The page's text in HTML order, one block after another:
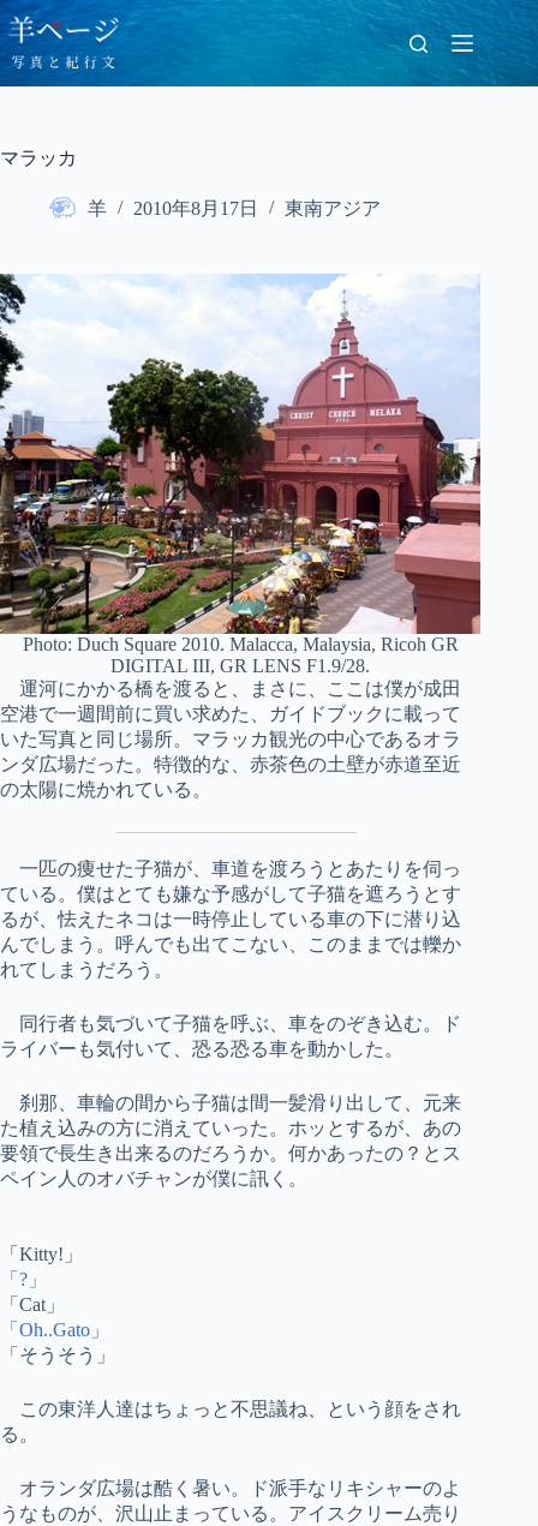
コ
ン
テ
ン
ス
マラッカ
羊 2010年8月17日 東南アジア
Photo: Duch Square 2010. Malacca, Malaysia, Ricoh GR
DIGITAL III, GR LENS F1.9/28.
運河にかかる橋を渡ると、まさに、ここは僕が成田
空港で一週間前に買い求めた、ガイドブックに載って
いた写真と同じ場所。マラッカ観光の中心であるオラ
ンダ広場だった。特徴的な、赤茶色の土壁が赤道至近
の太陽に焼かれている。
一匹の痩せた子猫が、車道を渡ろうとあたりを伺っ
ている。僕はとても嫌な予感がして子猫を遮ろうとす
るが、怯えたネコは一時停止している車の下に潜り込
んでしまう。呼んでも出てこない、このままでは轢か
れてしまうだろう。
同行者も気づいて子猫を呼ぶ、車をのぞき込む。ド
ライバーも気付いて、恐る恐る車を動かした。
刹那、車輪の間から子猫は間一髪滑り出して、元来
た植え込みの方に消えていった。ホッとするが、あの
要領で長生き出来るのだろうか。何かあったの？とス
ペイン人のオバチャンが僕に訊く。
「Kitty!」
「?」
「Cat」
「Oh..Gato」
「そうそう」
この東洋人達はちょっと不思議ね、という顔をされ
る。
オランダ広場は酷く暑い。ド派手なリキシャーのよ
うなものが、沢山止まっている。アイスクリーム売り